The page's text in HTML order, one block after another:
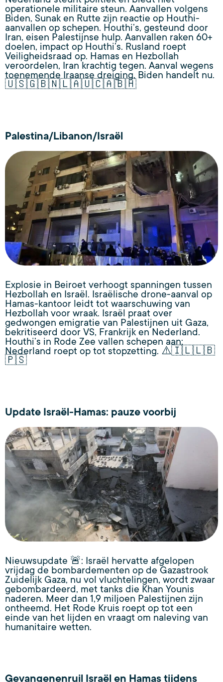
operationele militaire steun. Aanvallen volgens
Biden, Sunak en Rutte zijn reactie op Houthi-
aanvallen op schepen. Houthi’s, gesteund door
Iran, eisen Palestijnse hulp. Aanvallen raken 60+
doelen, impact op Houthi’s. Rusland roept
Veiligheidsraad op. Hamas en Hezbollah
veroordelen, Iran krachtig tegen. Aanval wegens
toenemende Iraanse dreiging, Biden handelt nu.
🇺🇸🇬🇧🇳🇱🇦🇺🇨🇦🇧🇭
Palestina/Libanon/Israël
Explosie in Beiroet verhoogt spanningen tussen
Hezbollah en Israël. Israëlische drone-aanval op
Hamas-kantoor leidt tot waarschuwing van
Hezbollah voor wraak. Israël praat over
gedwongen emigratie van Palestijnen uit Gaza,
bekritiseerd door VS, Frankrijk en Nederland.
Houthi’s in Rode Zee vallen schepen aan;
Nederland roept op tot stopzetting. ⚠️🇮🇱🇱🇧
🇵🇸
Update Israël-Hamas: pauze voorbij
Nieuwsupdate 🚨: Israël hervatte afgelopen
vrijdag de bombardementen op de Gazastrook
Zuidelijk Gaza, nu vol vluchtelingen, wordt zwaar
gebombardeerd, met tanks die Khan Younis
naderen. Meer dan 1,9 miljoen Palestijnen zijn
ontheemd. Het Rode Kruis roept op tot een
einde van het lijden en vraagt om naleving van
humanitaire wetten.
Gevangenenruil Israël en Hamas tijdens